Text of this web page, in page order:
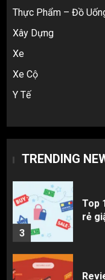
Thực Phẩm – Đồ
Xây Dựng
Xe
Xe Cộ
Y Tế
TRENDING
5
2
3
3
Top
rẻ